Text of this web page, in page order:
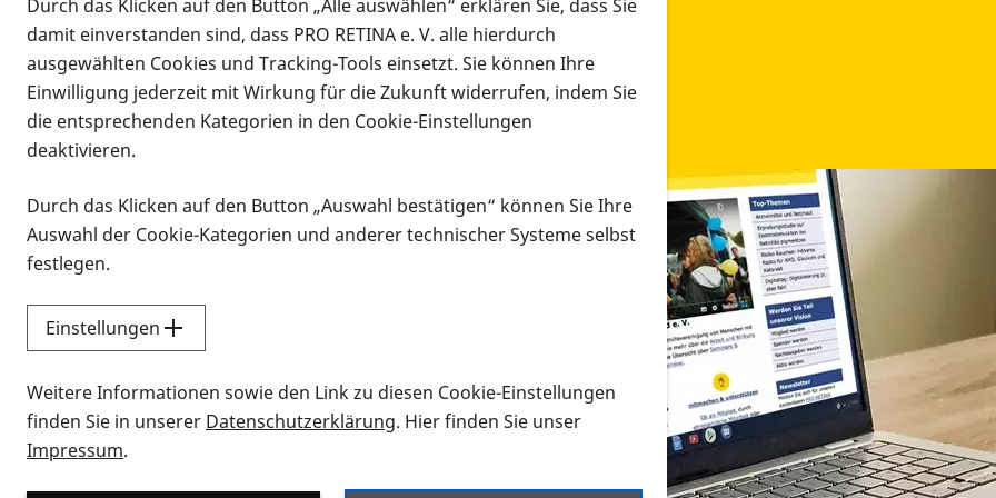
Infomaterial
Infomaterial
Vorlesen
Alle Infomaterialien in verschiedenen Formaten an
Sie möchten wissen, wie Sie nach Infonmaterial suchen und dieses bestellen bzw. herunterladen
Durch das Klicken auf den Button „Alle auswählen“ erklären Sie, dass Sie
damit einverstanden sind, dass PRO RETINA e. V. alle hierdurch
ausgewählten Cookies und Tracking-Tools einsetzt. Sie können Ihre
Einwilligung jederzeit mit Wirkung für die Zukunft widerrufen, indem Sie
die entsprechenden Kategorien in den Cookie-Einstellungen
deaktivieren.
Durch das Klicken auf den Button „Auswahl bestätigen“ können Sie Ihre
Auswahl der Cookie-Kategorien und anderer technischer Systeme selbst
festlegen.
Einstellungen
Weitere Informationen sowie den Link zu diesen Cookie-Einstellungen
finden Sie in unserer Datenschutzerklärung. Hier finden Sie unser
Impressum.